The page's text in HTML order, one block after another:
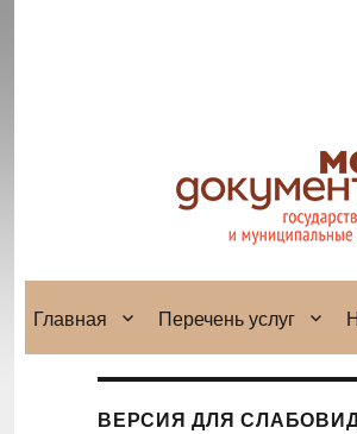
Главная Перечень услуг
ВЕРСИЯ ДЛЯ